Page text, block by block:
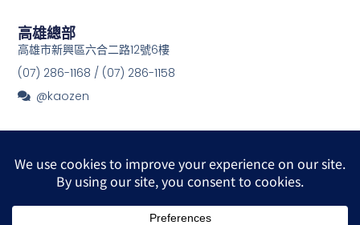
高雄總部
高雄市新興區六合二路12號6樓
(07) 286-1168 / (07) 286-1158
@kaozen